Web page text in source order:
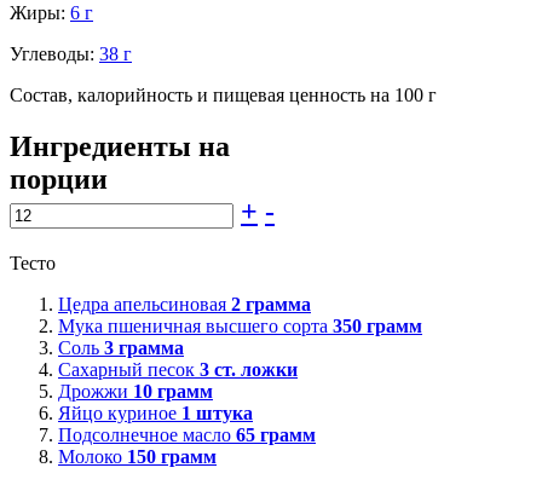
Жиры: 6 г
Углеводы: 38 г
Состав, калорийность и пищевая ценность на 100 г
Ингредиенты на
порции
+ -
Тесто
Цедра апельсиновая 2 грамма
Мука пшеничная высшего сорта 350 грамм
Соль 3 грамма
Сахарный песок 3 ст. ложки
Дрожжи 10 грамм
Яйцо куриное 1 штука
Подсолнечное масло 65 грамм
Молоко 150 грамм